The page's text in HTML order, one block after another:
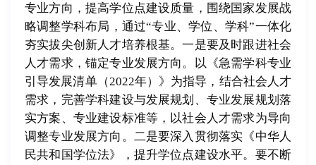
专业方向，提高学位点建设质量，围绕国家发展战
略调整学科布局，通过“专业、学位、学科”一体化
夯实拔尖创新人才培养根基。一是要及时跟进社会
人才需求，锚定专业发展方向。以《急需学科专业
引导发展清单（2022年）》为指导，结合社会人才
需求，完善学科建设与发展规划、专业发展规划落
实方案、专业建设标准等，以社会人才需求为导向
调整专业发展方向。二是要深入贯彻落实《中华人
民共和国学位法》，提升学位点建设水平。要不断